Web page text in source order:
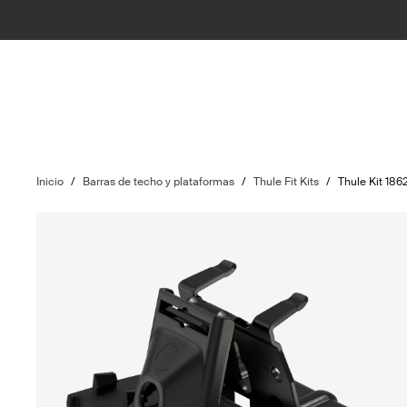
Inicio / Barras de techo y plataformas / Thule Fit Kits / Thule Kit